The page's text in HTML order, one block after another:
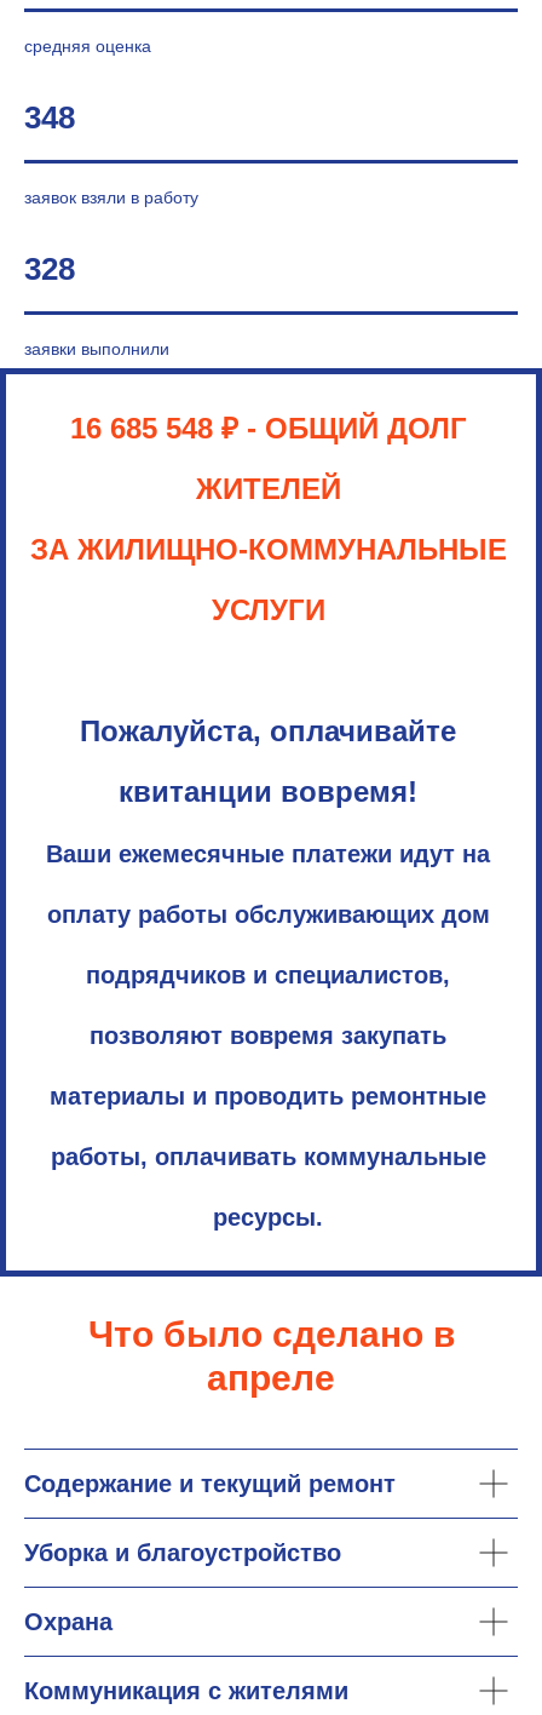
средняя оценка
348
заявок взяли в работу
328
заявки выполнили
16 685 548 ₽ - ОБЩИЙ ДОЛГ
ЖИТЕЛЕЙ
ЗА ЖИЛИЩНО-КОММУНАЛЬНЫЕ
УСЛУГИ
Пожалуйста, оплачивайте
квитанции вовремя!
Ваши ежемесячные платежи идут на
оплату работы обслуживающих дом
подрядчиков и специалистов,
позволяют вовремя закупать
материалы и проводить ремонтные
работы, оплачивать коммунальные
ресурсы.
Что было сделано в
апреле
Содержание и текущий ремонт
Уборка и благоустройство
Охрана
Коммуникация с жителями